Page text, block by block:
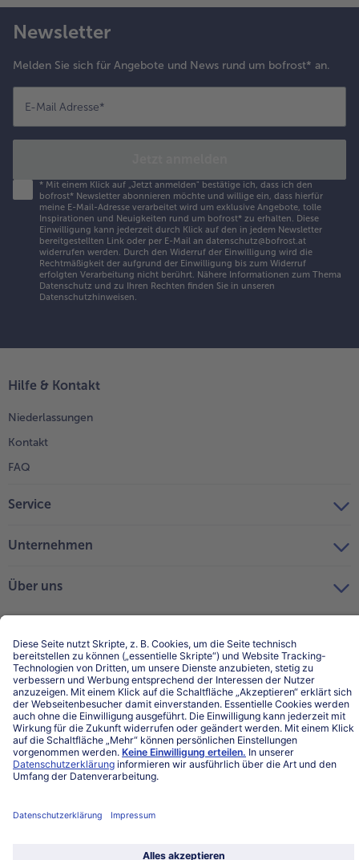
Newsletter
Melden Sie sich für Angebote und News rund um bofrost* an.
E-Mail Adresse*
* Mit einem Klick auf „Jetzt anmelden" bestätige ich, dass ich den
bofrost* Newsletter abonnieren möchte und willige ein, dass hierfür
meine E-Mail-Adresse verarbeitet wird um exklusive Angebote, tolle
Inspirationen und Neuigkeiten rund um bofrost* zu erhalten. Diese
Einwilligung kann jederzeit durch Klick auf den in jedem Newsletter
bereitgestellten Link oder per E-Mail an datenschutz@bofrost.at
widerrufen werden. Durch den Widerruf der Einwilligung wird die
Rechtmäßigkeit der aufgrund der Einwilligung bis zum Widerruf
erfolgten Verarbeitung nicht berührt. Nähere Informationen zum Thema
Datenschutz und zu Ihren Rechten finden Sie in unseren
Datenschutzhinweisen.
Hilfe & Kontakt
Niederlassungen
Kontakt
FAQ
Service
Unternehmen
Über uns